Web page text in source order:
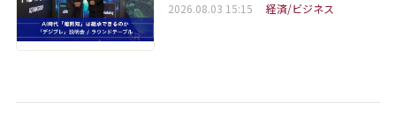
2026.08.03 15:15 経済/ビジネス